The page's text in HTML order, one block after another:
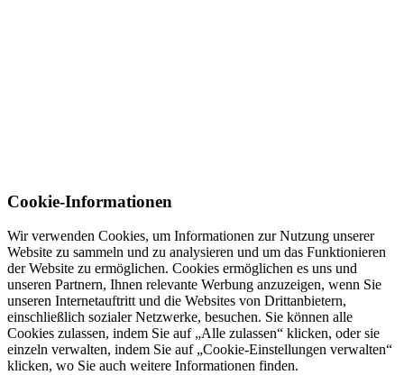
Cookie-Informationen
Wir verwenden Cookies, um Informationen zur Nutzung unserer
Website zu sammeln und zu analysieren und um das Funktionieren
der Website zu ermöglichen. Cookies ermöglichen es uns und
unseren Partnern, Ihnen relevante Werbung anzuzeigen, wenn Sie
unseren Internetauftritt und die Websites von Drittanbietern,
einschließlich sozialer Netzwerke, besuchen. Sie können alle
Cookies zulassen, indem Sie auf „Alle zulassen“ klicken, oder sie
einzeln verwalten, indem Sie auf „Cookie-Einstellungen verwalten“
klicken, wo Sie auch weitere Informationen finden.